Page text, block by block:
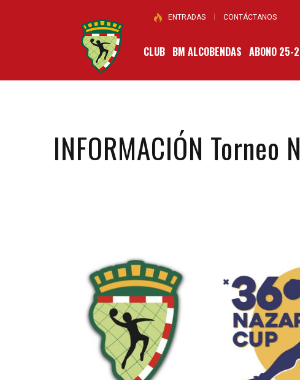
ENTRADAS CONTÁCTANOS
CLUB BM ALCOBENDAS ABONO 25-
INFORMACIÓN Torneo